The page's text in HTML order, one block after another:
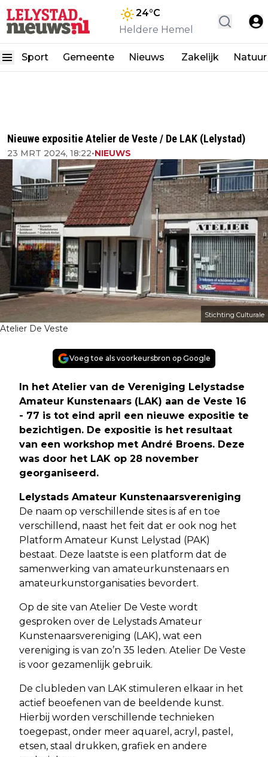
24°C
Heldere Hemel
Sport Gemeente Nieuws Zakelijk Natuur
Nieuwe expositie Atelier de Veste / De LAK (Lelystad)
23 MRT 2024, 18:22•NIEUWS
Stichting Culturale
Atelier De Veste
Voeg toe als voorkeursbron op Google
In het Atelier van de Vereniging Lelystadse
Amateur Kunstenaars (LAK) aan de Veste 16
- 77 is tot eind april een nieuwe expositie te
bezichtigen. De expositie is het resultaat
van een workshop met André Broens. Deze
was door het LAK op 28 november
georganiseerd.
Lelystads Amateur Kunstenaarsvereniging
De naam op verschillende sites is af en toe
verschillend, naast het feit dat er ook nog het
Platform Amateur Kunst Lelystad (PAK)
bestaat. Deze laatste is een platform dat de
samenwerking van amateurkunstenaars en
amateurkunstorganisaties bevordert.
Op de site van Atelier De Veste wordt
gesproken over de Lelystads Amateur
Kunstenaarsvereniging (LAK), wat een
vereniging is van zo’n 35 leden. Atelier De Veste
is voor gezamenlijk gebruik.
De clubleden van LAK stimuleren elkaar in het
actief beoefenen van de beeldende kunst.
Hierbij worden verschillende technieken
toegepast, onder meer aquarel, acryl, pastel,
etsen, staal drukken, grafiek en andere